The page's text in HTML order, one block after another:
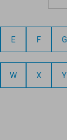
E F G
W X Y